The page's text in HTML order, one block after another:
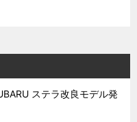
ステラ改良モデル発